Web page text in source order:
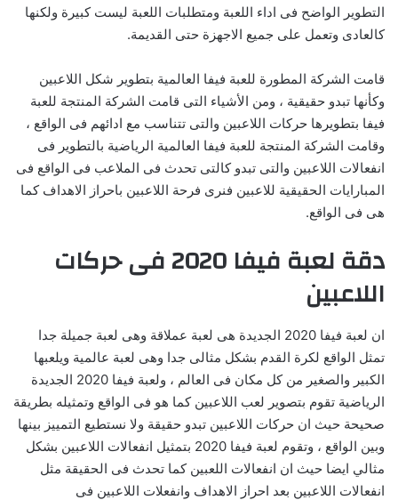
التطوير الواضح فى اداء اللعبة ومتطلبات اللعبة ليست كبيرة ولكنها
كالعادى وتعمل على جميع الاجهزة حتى القديمة.
قامت الشركة المطورة للعبة فيفا العالمية بتطوير شكل اللاعبين
وكأنها تبدو حقيقية ، ومن الأشياء التى قامت الشركة المنتجة للعبة
فيفا بتطويرها حركات اللاعبين والتى تتناسب مع ادائهم فى الواقع ،
وقامت الشركة المنتجة للعبة فيفا العالمية الرياضية بالتطوير فى
انفعالات اللاعبين والتى تبدو كالتى تحدث فى الملاعب فى الواقع فى
المبارايات الحقيقية للاعبين فنرى فرحة اللاعبين باحراز الاهداف كما
هى فى الواقع.
دقة لعبة فيفا 2020 فى حركات
اللاعبين
ان لعبة فيفا 2020 الجديدة هى لعبة عملاقة وهى لعبة جميلة جدا
تمثل الواقع لكرة القدم بشكل مثالى جدا وهى لعبة عالمية ويلعبها
الكبير والصغير من كل مكان فى العالم ، ولعبة فيفا 2020 الجديدة
الرياضية تقوم بتصوير لعب اللاعبين كما هو فى الواقع وتمثيله بطريقة
صحيحة حيث ان حركات اللاعبين تبدو حقيقة ولا نستطيع التمييز بينها
وبين الواقع ، وتقوم لعبة فيفا 2020 بتمثيل انفعالات اللاعبين بشكل
مثالي ايضا حيث ان انفعالات اللعبين كما تحدث فى الحقيقة مثل
انفعالات اللاعبين بعد احراز الاهداف وانفعلات اللاعبين فى